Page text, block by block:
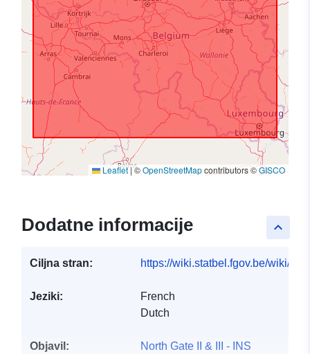
Leaflet|©OpenStreetMapcontributors ©GISCO
keyboard_arrow_up
Dodatne informacije
Ciljna stran: https://wiki.statbel.fgov.be/wiki/
Jeziki:
French
Dutch
Objavil: North Gate II & III - INS